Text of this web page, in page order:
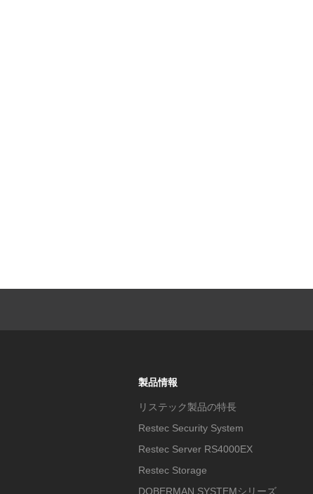
製品情報
リステック製品の特長
Restec Security System
Restec Server RS4000EX
Restec Storage
DOBERMAN SYSTEMシリーズ